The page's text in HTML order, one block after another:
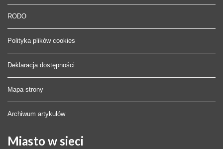
RODO
Polityka plików cookies
Deklaracja dostępności
Mapa strony
Archiwum artykułów
Miasto w sieci